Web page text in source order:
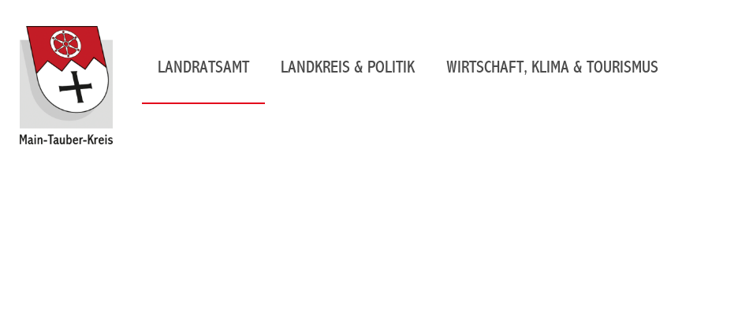
LANDRATSAMT LANDKREIS & POLITIK WIRTSCHAFT, KLIMA & TOURISMUS